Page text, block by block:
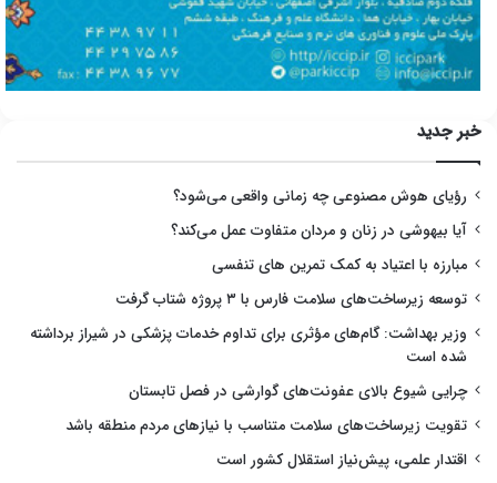
خبر جدید
رؤیای هوش مصنوعی چه زمانی واقعی می‌شود؟
آیا بیهوشی در زنان و مردان متفاوت عمل می‌کند؟
مبارزه با اعتیاد به کمک تمرین های تنفسی
توسعه زیرساخت‌های سلامت فارس با ۳ پروژه شتاب گرفت
وزیر بهداشت: گام‌های مؤثری برای تداوم خدمات پزشکی در شیراز برداشته
شده است
چرایی شیوع بالای عفونت‌های گوارشی در فصل تابستان
تقویت زیرساخت‌های سلامت متناسب با نیازهای مردم منطقه باشد
اقتدار علمی، پیش‌نیاز استقلال کشور است